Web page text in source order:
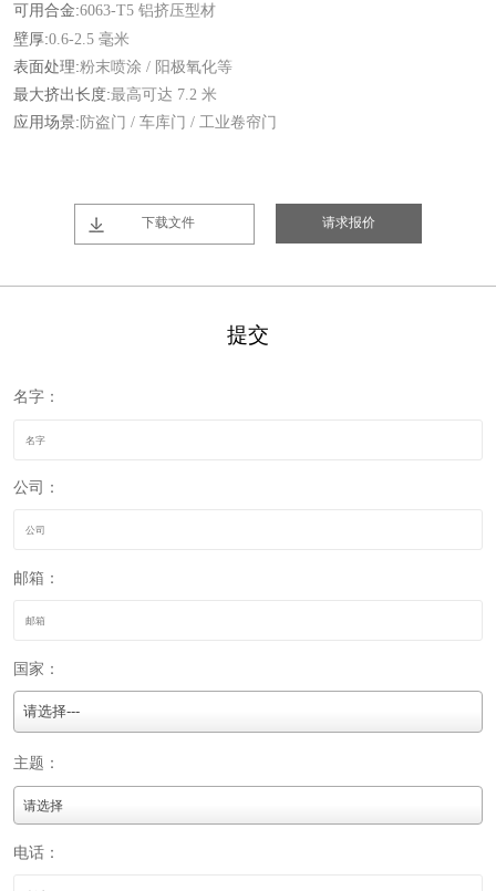
可用合金:6063-T5 铝挤压型材
壁厚:0.6-2.5 毫米
表面处理:粉末喷涂 / 阳极氧化等
最大挤出长度:最高可达 7.2 米
应用场景: 防盗门 / 车库门 / 工业卷帘门
下载文件 请求报价
提交
名字：
公司：
邮箱：
国家：
请选择---
主题：
电话：